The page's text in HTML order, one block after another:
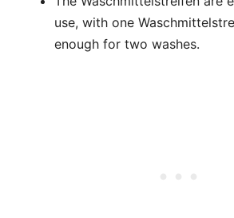
use, with one
enough for two washes.